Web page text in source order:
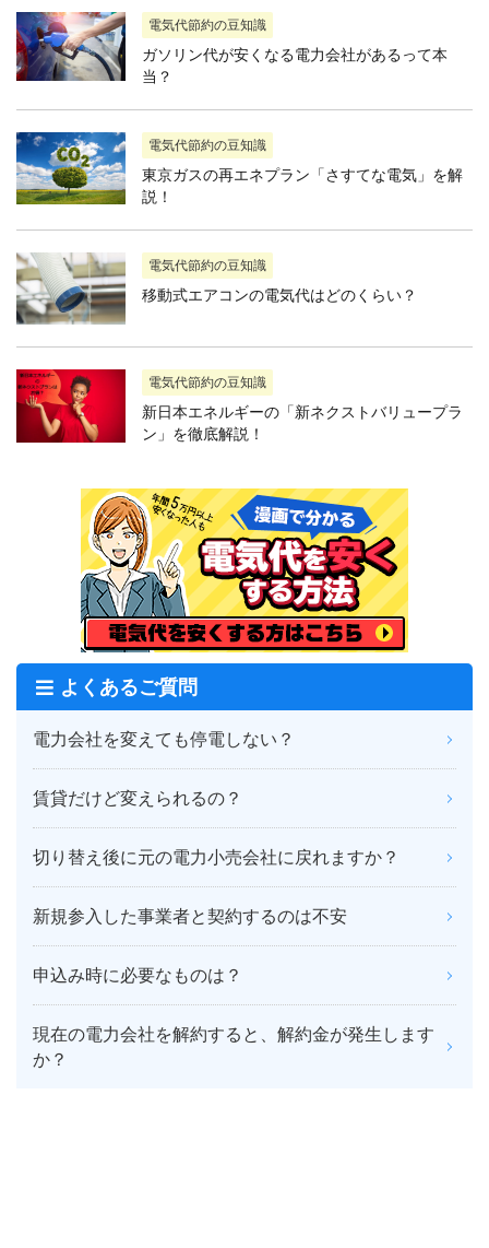
電気代節約の豆知識
ガソリン代が安くなる電力会社があるって本
当？
電気代節約の豆知識
東京ガスの再エネプラン「さすてな電気」を解
説！
電気代節約の豆知識
移動式エアコンの電気代はどのくらい？
電気代節約の豆知識
新日本エネルギーの「新ネクストバリュープラ
ン」を徹底解説！
よくあるご質問
電力会社を変えても停電しない？
賃貸だけど変えられるの？
切り替え後に元の電力小売会社に戻れますか？
新規参入した事業者と契約するのは不安
申込み時に必要なものは？
現在の電力会社を解約すると、解約金が発生します
か？